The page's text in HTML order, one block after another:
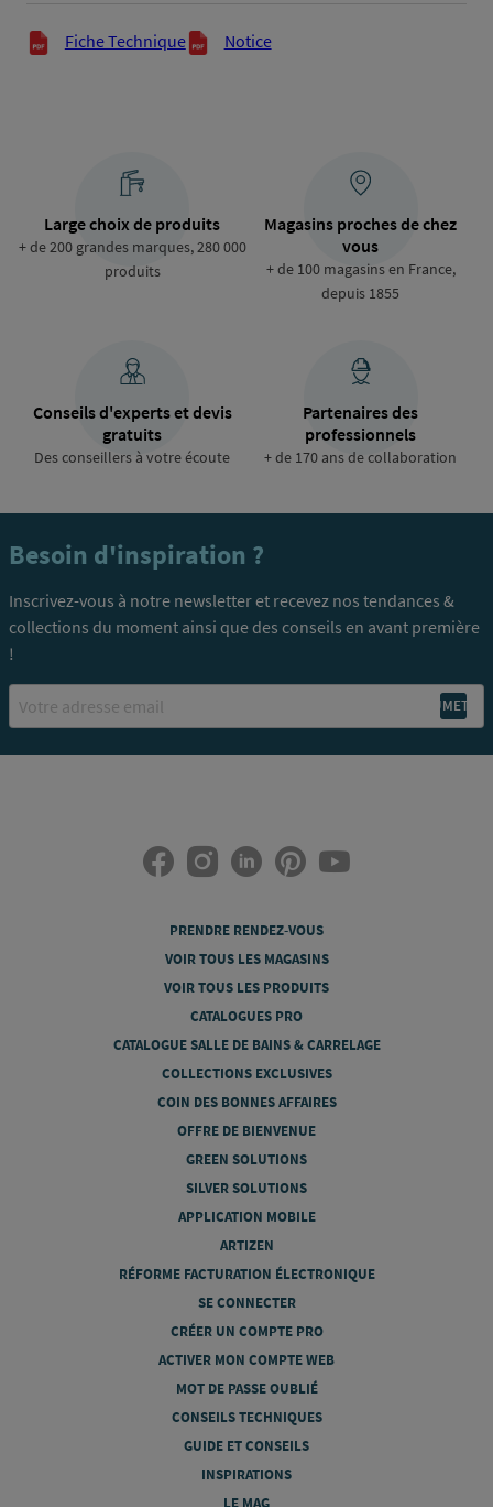
Documents techniques
Fiche Technique Notice
Large choix de produits
+ de 200 grandes marques, 280 000
produits
Magasins proches de chez
vous
+ de 100 magasins en France,
depuis 1855
Conseils d'experts et devis
gratuits
Des conseillers à votre écoute
Partenaires des
professionnels
+ de 170 ans de collaboration
Besoin d'inspiration ?
Inscrivez-vous à notre newsletter et recevez nos tendances &
collections du moment ainsi que des conseils en avant première
!
Email
PRENDRE RENDEZ-VOUS
VOIR TOUS LES MAGASINS
VOIR TOUS LES PRODUITS
CATALOGUES PRO
CATALOGUE SALLE DE BAINS & CARRELAGE
COLLECTIONS EXCLUSIVES
COIN DES BONNES AFFAIRES
OFFRE DE BIENVENUE
GREEN SOLUTIONS
SILVER SOLUTIONS
APPLICATION MOBILE
ARTIZEN
RÉFORME FACTURATION ÉLECTRONIQUE
SE CONNECTER
CRÉER UN COMPTE PRO
ACTIVER MON COMPTE WEB
MOT DE PASSE OUBLIÉ
CONSEILS TECHNIQUES
GUIDE ET CONSEILS
INSPIRATIONS